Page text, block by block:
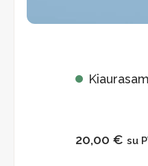
20,00 € su